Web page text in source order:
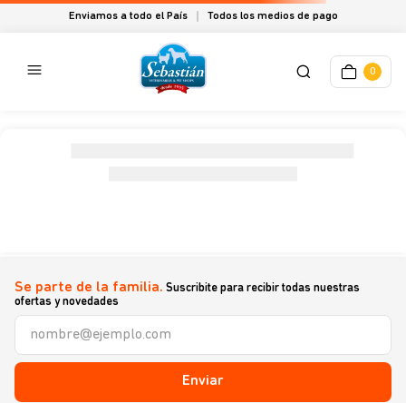
Enviamos a todo el País Todos los medios de pago
0
Se parte de la familia. Suscribite para recibir todas nuestras
ofertas y novedades
Enviar